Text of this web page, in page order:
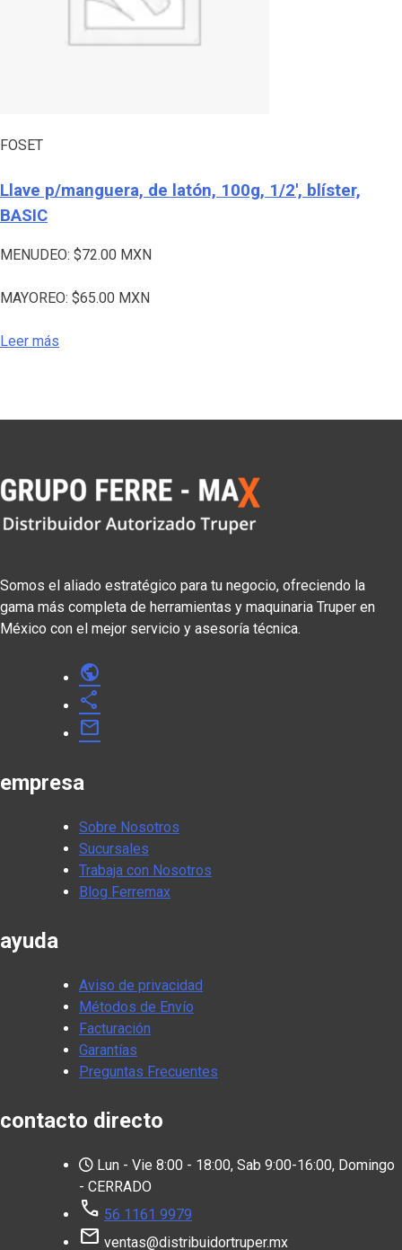
FOSET
Llave p/manguera, de latón, 100g, 1/2′, blíster,
BASIC
MENUDEO: $72.00 MXN
MAYOREO: $65.00 MXN
Leer más
Somos el aliado estratégico para tu negocio, ofreciendo la
gama más completa de herramientas y maquinaria Truper en
México con el mejor servicio y asesoría técnica.
public
share
mail
empresa
Sobre Nosotros
Sucursales
Trabaja con Nosotros
Blog Ferremax
ayuda
Aviso de privacidad
Métodos de Envío
Facturación
Garantías
Preguntas Frecuentes
contacto directo
Lun - Vie 8:00 - 18:00, Sab 9:00-16:00, Domingo
- CERRADO
call 56 1161 9979
mail ventas@distribuidortruper.mx